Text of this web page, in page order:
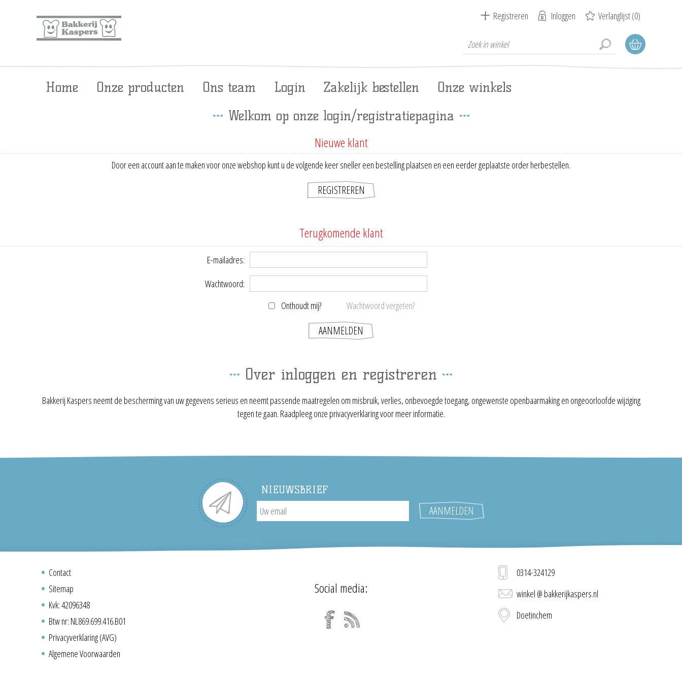
Registreren Inloggen Verlanglijst(0)
Home Onze producten Ons team Login Zakelijk bestellen
Onze winkels
Welkom op onze login/registratiepagina
Nieuwe klant
Door een account aan te maken voor onze webshop kunt u de volgende keer sneller een bestelling plaatsen en een eerder geplaatste order herbestellen.
Terugkomende klant
E-mailadres:
Wachtwoord:
Onthoudt mij?
Wachtwoord vergeten?
Over inloggen en registreren
Bakkerij Kaspers neemt de bescherming van uw gegevens serieus en neemt passende maatregelen om misbruik, verlies, onbevoegde toegang, ongewenste openbaarmaking en ongeoorloofde wijziging
tegen te gaan. Raadpleeg onze privacyverklaring voor meer informatie.
NIEUWSBRIEF
Contact
Sitemap
Kvk: 42096348
Btw nr: NL869.699.416.B01
Privacyverklaring (AVG)
Algemene Voorwaarden
Social media:
0314-324129
winkel @ bakkerijkaspers.nl
Doetinchem